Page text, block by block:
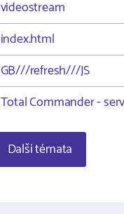
videostream
index.html
GB///refresh///JS
Total Commander -
Další témata